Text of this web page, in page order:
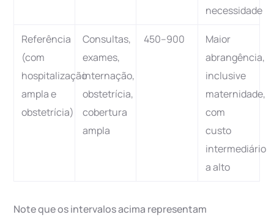
necessidade
Referência
(com
hospitalização
ampla e
obstetrícia)
Consultas,
exames,
internação,
obstetrícia,
cobertura
ampla
450–900
Maior
abrangência,
inclusive
maternidade,
com
custo
intermediário
a alto
Note que os intervalos acima representam